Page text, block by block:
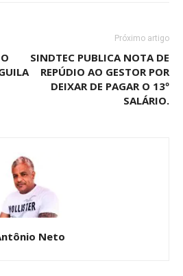
Próximo artigo
SINDTEC PUBLICA NOTA DE
REPÚDIO AO GESTOR POR
DEIXAR DE PAGAR O 13º
SALÁRIO.
Neto